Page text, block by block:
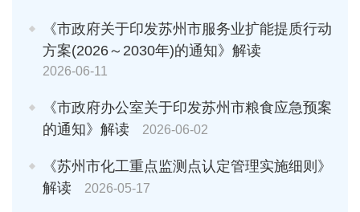
《市政府关于印发苏州市服务业扩能提质行动
方案(2026～2030年)的通知》解读
2026-06-11
《市政府办公室关于印发苏州市粮食应急预案
的通知》解读
2026-06-02
《苏州市化工重点监测点认定管理实施细则》
解读
2026-05-17